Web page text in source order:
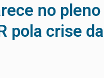
no pleno
pola crise da